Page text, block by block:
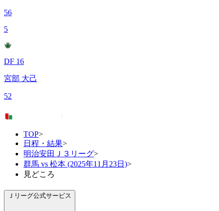
56
5
DF 16
宮部 大己
52
TOP>
日程・結果>
明治安田Ｊ３リーグ>
群馬 vs 松本 (2025年11月23日)>
見どころ
Ｊリーグ公式サービス